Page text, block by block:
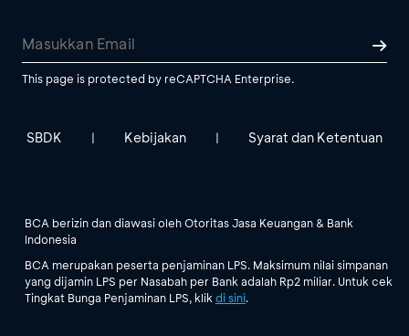
This page is protected by reCAPTCHA Enterprise.
SBDK | Kebijakan | Syarat dan Ketentuan
BCA berizin dan diawasi oleh Otoritas Jasa Keuangan & Bank
Indonesia
BCA merupakan peserta penjaminan LPS. Maksimum nilai simpanan
yang dijamin LPS per Nasabah per Bank adalah Rp2 miliar. Untuk cek
Tingkat Bunga Penjaminan LPS, klik di sini.